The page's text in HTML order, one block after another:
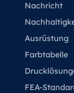
Nachricht
Ausrüstung
Farbtabelle
FEA-